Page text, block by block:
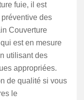
fuie, il est
des
Couverture
est en mesure
utilisant des
appropriées.
de qualité si vous
le